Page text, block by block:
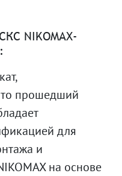
NIKOMAX-
прошедший
для
и
на основе